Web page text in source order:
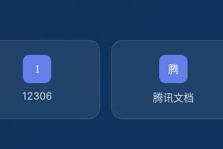
12306 腾讯文档